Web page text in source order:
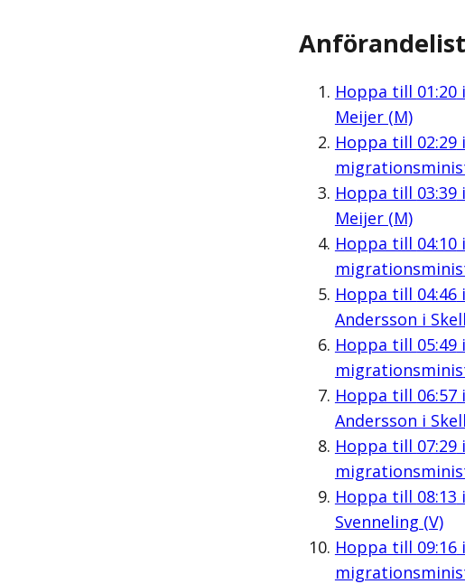
Hoppa till 01:20i
Meijer (M)
Hoppa till 02:29i
Hoppa till 03:39i
Meijer (M)
Hoppa till 04:10i
Hoppa till 04:46i
Andersson i
Hoppa till 05:49i
Hoppa till 06:57i
Andersson i
Hoppa till 07:29i
Hoppa till 08:13
Svenneling (V)
Hoppa till 09:16i